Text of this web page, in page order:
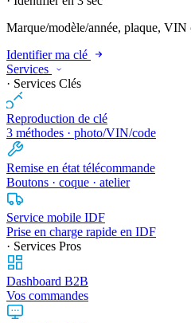
Marque/modèle/année, plaque,
Identifier ma clé
Services
· Services Clés
Reproduction de clé
3 méthodes · photo/VIN/code
Remise en état télécommande
Boutons · coque · atelier
Service mobile IDF
Prise en charge rapide en IDF
· Services Pros
Dashboard B2B
Vos commandes